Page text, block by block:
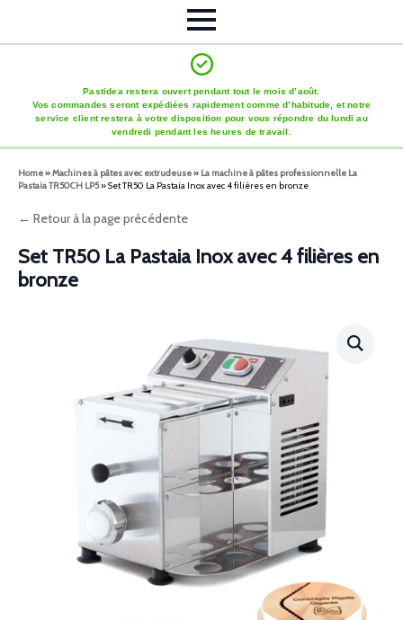
Pastidea restera ouvert pendant tout le mois d’août.
Vos commandes seront expédiées rapidement comme d’habitude, et notre
service client restera à votre disposition pour vous répondre du lundi au
vendredi pendant les heures de travail.
Home»Machines à pâtes avec extrudeuse» La machine à pâtes professionnelle La
Pastaia TR50CH LP5»Set TR50 La Pastaia Inox avec 4 filières en bronze
← Retour à la page précédente
Set TR50 La Pastaia Inox avec 4 filières en
bronze